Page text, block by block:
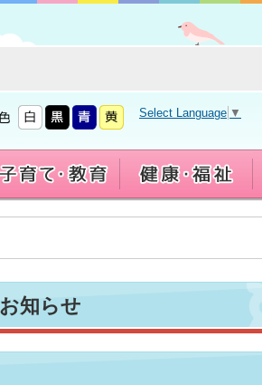
Select Language ▼
知らせ